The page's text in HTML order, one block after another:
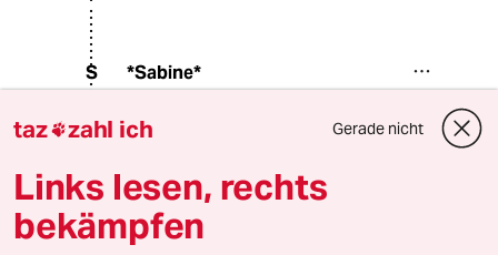
S *Sabine*
@dodolino:
Verantwortlichen nicht eindeutig
erkennbar gewesen, ob die
Begleiterin die Wahrheit sagt oder
taz zahl ich Gerade nicht
Links lesen, rechts
bekämpfen